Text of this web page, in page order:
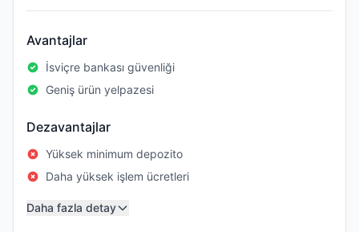
Avantajlar
İsviçre bankası güvenliği
Geniş ürün yelpazesi
Dezavantajlar
Yüksek minimum depozito
Daha yüksek işlem ücretleri
Daha fazla detay